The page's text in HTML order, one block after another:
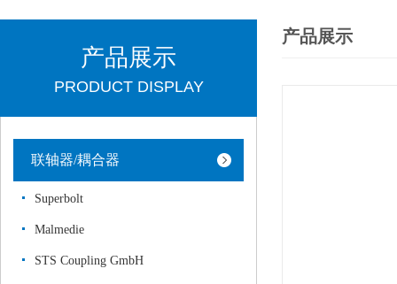
产品展示
PRODUCT DISPLAY
联轴器/耦合器
Superbolt
Malmedie
STS Coupling GmbH
产品展示